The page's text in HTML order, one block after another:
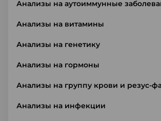
Анализы на аутоиммунные
Анализы на витамины
Анализы на генетику
Анализы на гормоны
Анализы на группу крови и резус-
Анализы на инфекции